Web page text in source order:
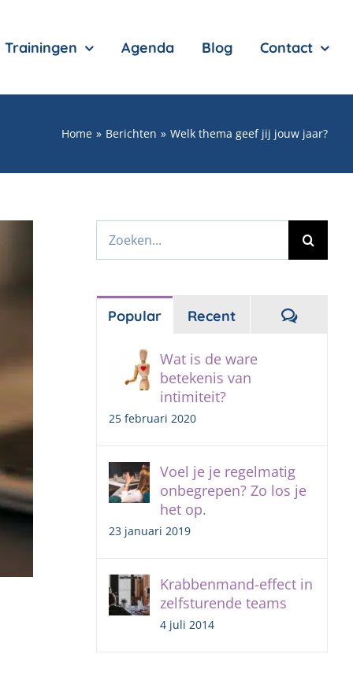
Trainingen Agenda Blog Contact
Home Berichten Welk thema geef jij jouw jaar?
Zoeken
Popular Recent
Wat is de ware
betekenis van
intimiteit?
25 februari 2020
Voel je je regelmatig
onbegrepen? Zo los je
het op.
23 januari 2019
Krabbenmand-effect in
zelfsturende teams
4 juli 2014